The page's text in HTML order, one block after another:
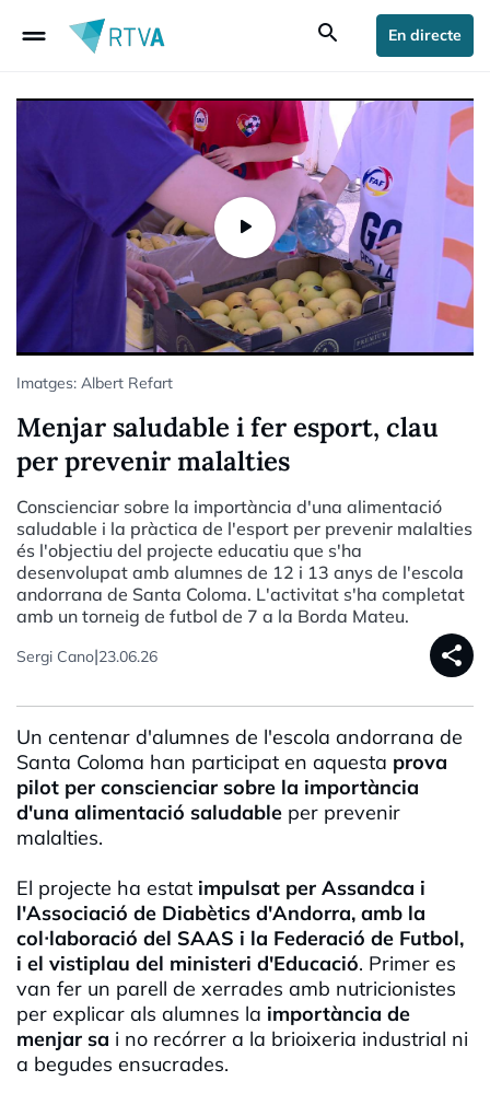
drag_handle search En directe
Imatges: Albert Refart
Menjar saludable i fer esport, clau
per prevenir malalties
Conscienciar sobre la importància d'una alimentació
saludable i la pràctica de l'esport per prevenir malalties
és l'objectiu del projecte educatiu que s'ha
desenvolupat amb alumnes de 12 i 13 anys de l'escola
andorrana de Santa Coloma. L'activitat s'ha completat
amb un torneig de futbol de 7 a la Borda Mateu.
Sergi Cano|23.06.26 share
Un centenar d'alumnes de l'escola andorrana de
Santa Coloma han participat en aquesta prova
pilot per conscienciar sobre la importància
d'una alimentació saludable per prevenir
malalties.
El projecte ha estat impulsat per Assandca i
l'Associació de Diabètics d'Andorra, amb la
col·laboració del SAAS i la Federació de Futbol,
i el vistiplau del ministeri d'Educació. Primer es
van fer un parell de xerrades amb nutricionistes
per explicar als alumnes la importància de
menjar sa i no recórrer a la brioixeria industrial ni
a begudes ensucrades.